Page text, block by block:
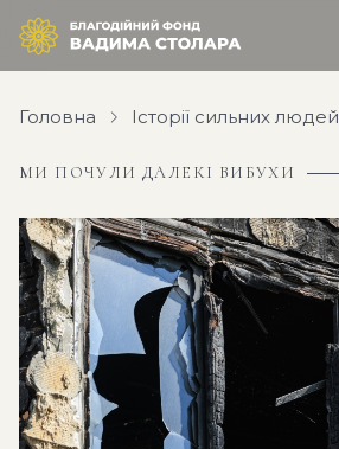
Головна Історії сильних людей
МИ ПОЧУЛИ ДАЛЕКІ ВИБУХИ